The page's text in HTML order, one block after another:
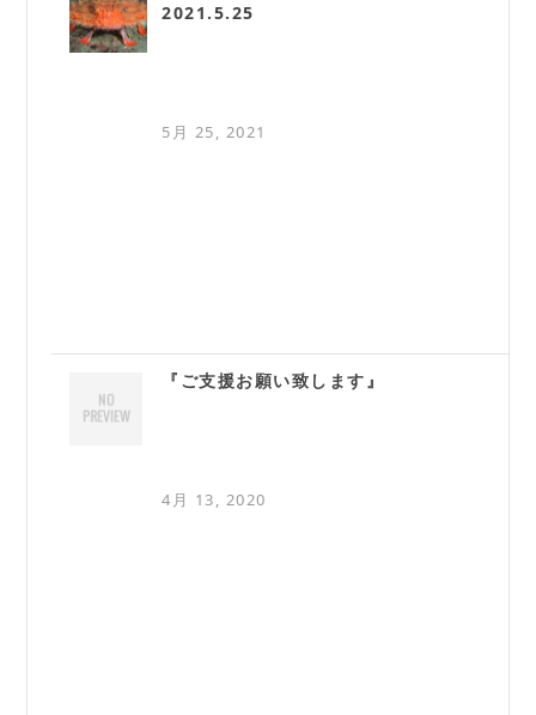
2021.5.25
5月 25, 2021
『ご支援お願い致します』
4月 13, 2020